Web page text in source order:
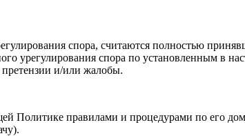
спора, считаются полностью
урегулирования спора по установленным в
и/или жалобы.
Политике правилами и процедурами по его